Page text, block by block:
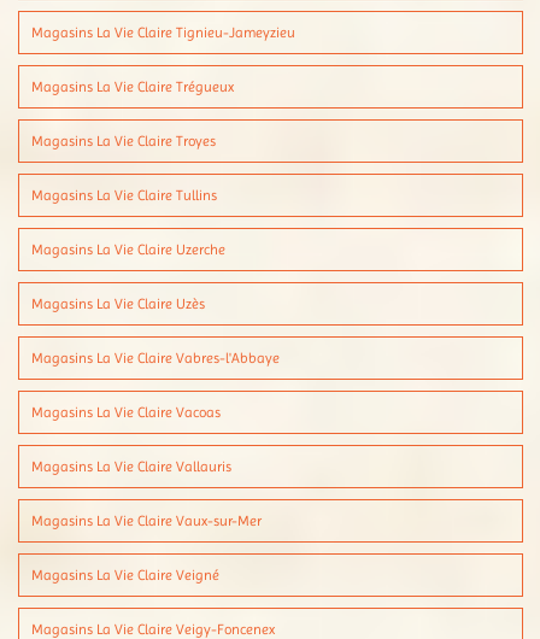
Magasins La Vie Claire Tignieu-Jameyzieu
Magasins La Vie Claire Trégueux
Magasins La Vie Claire Troyes
Magasins La Vie Claire Tullins
Magasins La Vie Claire Uzerche
Magasins La Vie Claire Uzès
Magasins La Vie Claire Vabres-l'Abbaye
Magasins La Vie Claire Vacoas
Magasins La Vie Claire Vallauris
Magasins La Vie Claire Vaux-sur-Mer
Magasins La Vie Claire Veigné
Magasins La Vie Claire Veigy-Foncenex